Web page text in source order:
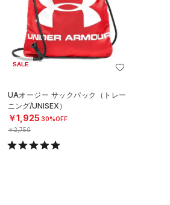
SALE
UAオージー サックパック（トレー
ニング/UNISEX）
￥1,925 30%OFF
￥2,750